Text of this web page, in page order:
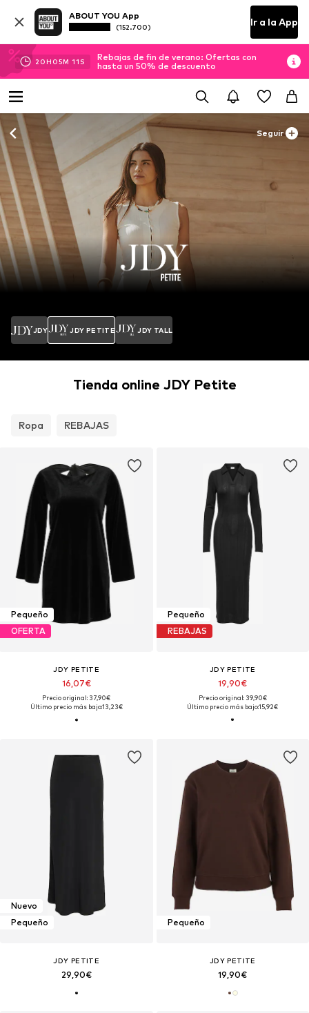
ABOUT YOU App
(152.700) Ir a la App
20H 05M 10 S
Rebajas de fin de verano: Ofertas con
hasta un 50% de descuento
Seguir
JDY JDY PETITE JDY TALL
Tienda online JDY Petite
Ropa REBAJAS
Pequeño
OFERTA
JDY PETITE
16,07€
Precio original: 37,90€
Último precio más bajo:13,23€
Pequeño
REBAJAS
JDY PETITE
19,90€
Precio original: 39,90€
Último precio más bajo:15,92€
Nuevo
Pequeño
JDY PETITE
29,90€
Pequeño
JDY PETITE
19,90€